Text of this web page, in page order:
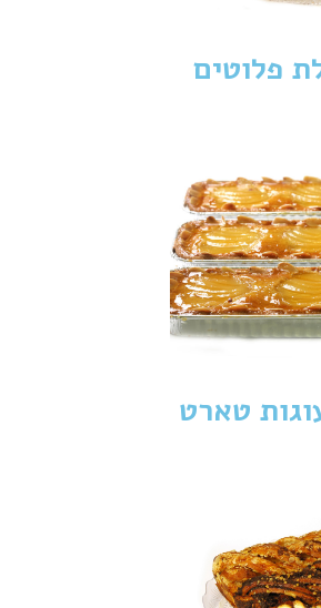
פלוטים
טארט